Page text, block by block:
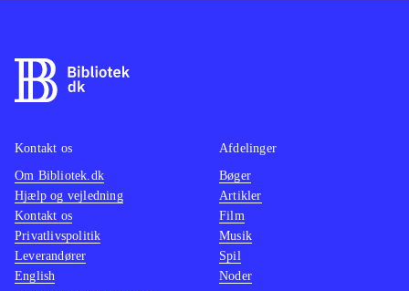
dybde, god storyline og mange
udfordrende Boss-kampe. Spillet har
gode animationer og effekter, som
underbygger det spændende univers
Spillet hører til i toppen af de
Anime-baserede spil, og kan vel
bedst sammenlignes med de to
forgængere i serien, og her topper
Kontakt os
Om Bibliotek.dk
Hjælp og vejledning
Kontakt os
Privatlivspolitik
Leverandører
English
Afdelinger
Bøger
Artikler
Film
Musik
Spil
Noder